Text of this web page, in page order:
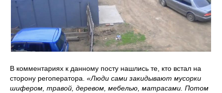
В комментариях к данному посту нашлись те, кто встал на
сторону регоператора. «Люди сами закидывают мусорки
шифером, травой, деревом, мебелью, матрасами. Потом